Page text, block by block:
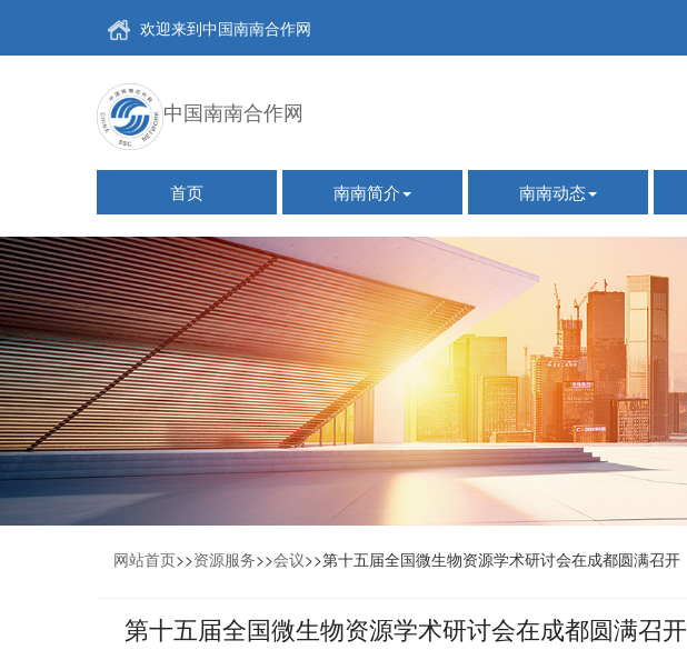
欢迎来到中国南南合作网
中国南南合作网
首页 南南简介 南南动态
网站首页>>资源服务>>会议>>第十五届全国微生物资源学术研讨会在成都圆满召开
第十五届全国微生物资源学术研讨会在成都圆满召开